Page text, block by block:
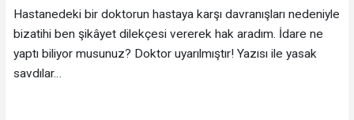
Hastanedeki bir doktorun hastaya karşı davranışları nedeniyle
bizatihi ben şikâyet dilekçesi vererek hak aradım. İdare ne
yaptı biliyor musunuz? Doktor uyarılmıştır! Yazısı ile yasak
savdılar…